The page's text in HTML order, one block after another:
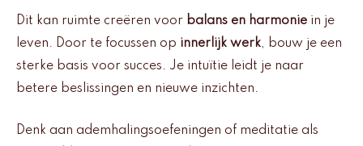
Dit kan ruimte creëren voor balans en harmonie in je
leven. Door te focussen op innerlijk werk, bouw je een
sterke basis voor succes. Je intuïtie leidt je naar
betere beslissingen en nieuwe inzichten.
Denk aan ademhalingsoefeningen of meditatie als